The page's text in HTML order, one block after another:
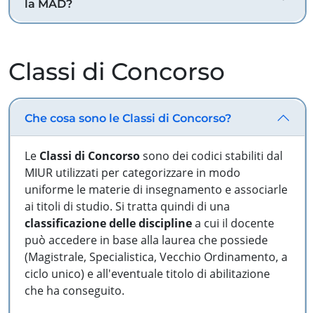
la MAD?
Classi di Concorso
Che cosa sono le Classi di Concorso?
Le Classi di Concorsosono dei codici stabiliti dal
MIUR utilizzati per categorizzare in modo
uniforme le materie di insegnamento e associarle
ai titoli di studio. Si tratta quindi di una
classificazione delle disciplinea cui il docente
può accedere in base alla laurea che possiede
(Magistrale, Specialistica, Vecchio Ordinamento, a
ciclo unico) e all'eventuale titolo di abilitazione
che ha conseguito.